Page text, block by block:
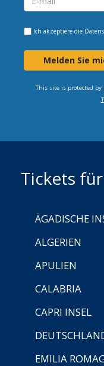
Ich akzeptiere die
Melden Sie
This site is protected by
Tickets
ÄGADISCHE
ALGERIEN
APULIEN
CALABRIA
CAPRI INSEL
EMILIA